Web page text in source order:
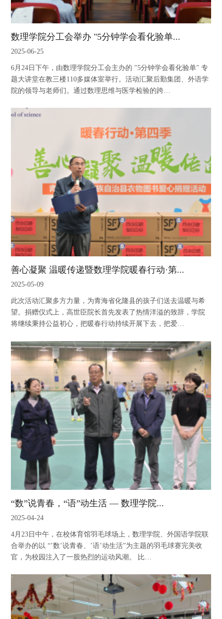
数理学院分工会举办 "5分钟学会看化验单...
2025-06-25
6月24日下午，由数理学院分工会主办的 "5分钟学会看化验单" 专
题大讲堂在教三楼110多媒体室举行。活动汇聚后勤集团、外语学
院的领导与老师们。通过数理思维与医学检验的跨…
善心凝聚 温暖传递暨数理学院暖春行动·第...
2025-05-09
此次活动汇聚多方力量，为青海省化隆县的孩子们送去温暖与希
望。捐赠仪式上，高世臣院长首先发表了热情洋溢的致辞，学院
将继续秉持公益初心，把暖春行动持续开展下去，把爱…
“数”说青春，“语”动生活 — 数理学院...
2025-04-24
4月23日中午，在校体育馆羽毛球场上，数理学院、外国语学院联
合举办的以 “’数’说青春、’语’动生活”为主题的羽毛球赛完美收
官，为校园注入了一股热烈的运动风潮。 比…